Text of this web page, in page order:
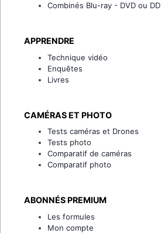
Combinés Blu-ray - DVD ou DD
APPRENDRE
Technique vidéo
Enquêtes
Livres
CAMÉRAS ET PHOTO
Tests caméras et Drones
Tests photo
Comparatif de caméras
Comparatif photo
ABONNÉS PREMIUM
Les formules
Mon compte